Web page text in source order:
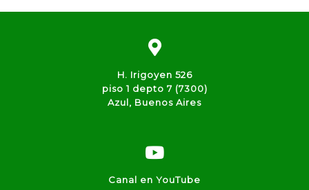
H. Irigoyen 526
piso 1 depto 7 (7300)
Azul, Buenos Aires
Canal en YouTube